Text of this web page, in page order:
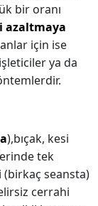
bir oranı
azaltmaya
için ise
ya da
),bıçak, kesi
tek
(birkaç seansta)
cerrahi